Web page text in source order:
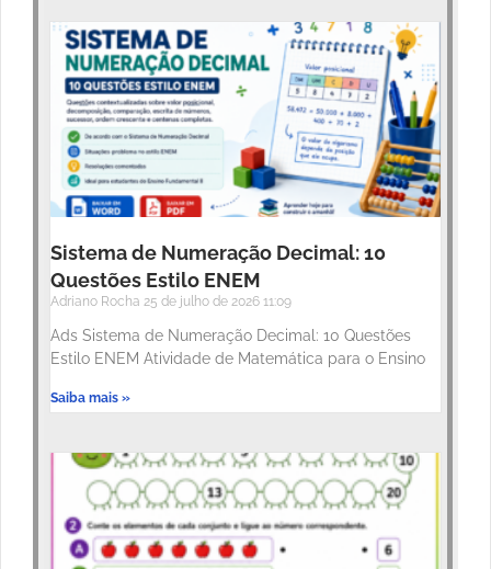
Sistema de Numeração Decimal: 10
Questões Estilo ENEM
Adriano Rocha 25 de julho de 2026 11:09
Ads Sistema de Numeração Decimal: 10 Questões
Estilo ENEM Atividade de Matemática para o Ensino
Saiba mais »